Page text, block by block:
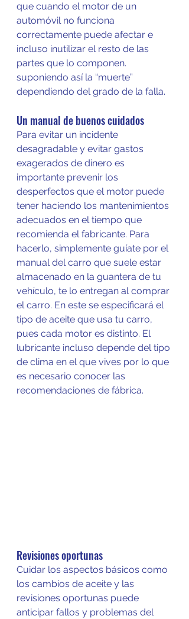
que cuando el motor de un
automóvil no funciona
correctamente puede afectar e
incluso inutilizar el resto de las
partes que lo componen.
suponiendo así la “muerte”
dependiendo del grado de la falla.
Un manual de buenos cuidados
Para evitar un incidente
desagradable y evitar gastos
exagerados de dinero es
importante prevenir los
desperfectos que el motor puede
tener haciendo los mantenimientos
adecuados en el tiempo que
recomienda el fabricante. Para
hacerlo, simplemente guíate por el
manual del carro que suele estar
almacenado en la guantera de tu
vehículo, te lo entregan al comprar
el carro. En este se especificará el
tipo de aceite que usa tu carro,
pues cada motor es distinto. El
lubricante incluso depende del tipo
de clima en el que vives por lo que
es necesario conocer las
recomendaciones de fábrica.
Revisiones oportunas
Cuidar los aspectos básicos como
los cambios de aceite y las
revisiones oportunas puede
anticipar fallos y problemas del